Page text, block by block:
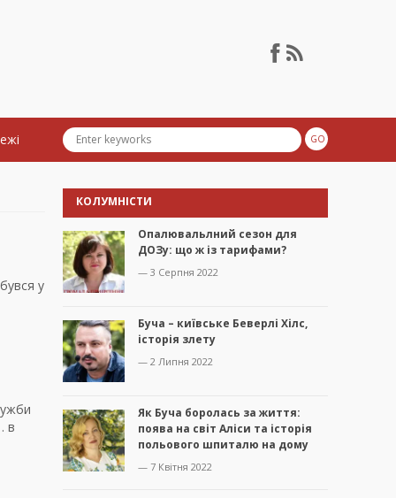
у
в
КОЛУМНІСТИ
Опалювальлний сезон для
ДОЗу: що ж із тарифами?
— 3 Серпня 2022
Буча – київське Беверлі Хілс,
історія злету
— 2 Липня 2022
Як Буча боролась за життя:
поява на світ Аліси та історія
польового шпиталю на дому
— 7 Квітня 2022